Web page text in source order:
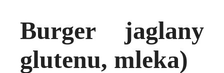
Burger
glutenu, mleka)